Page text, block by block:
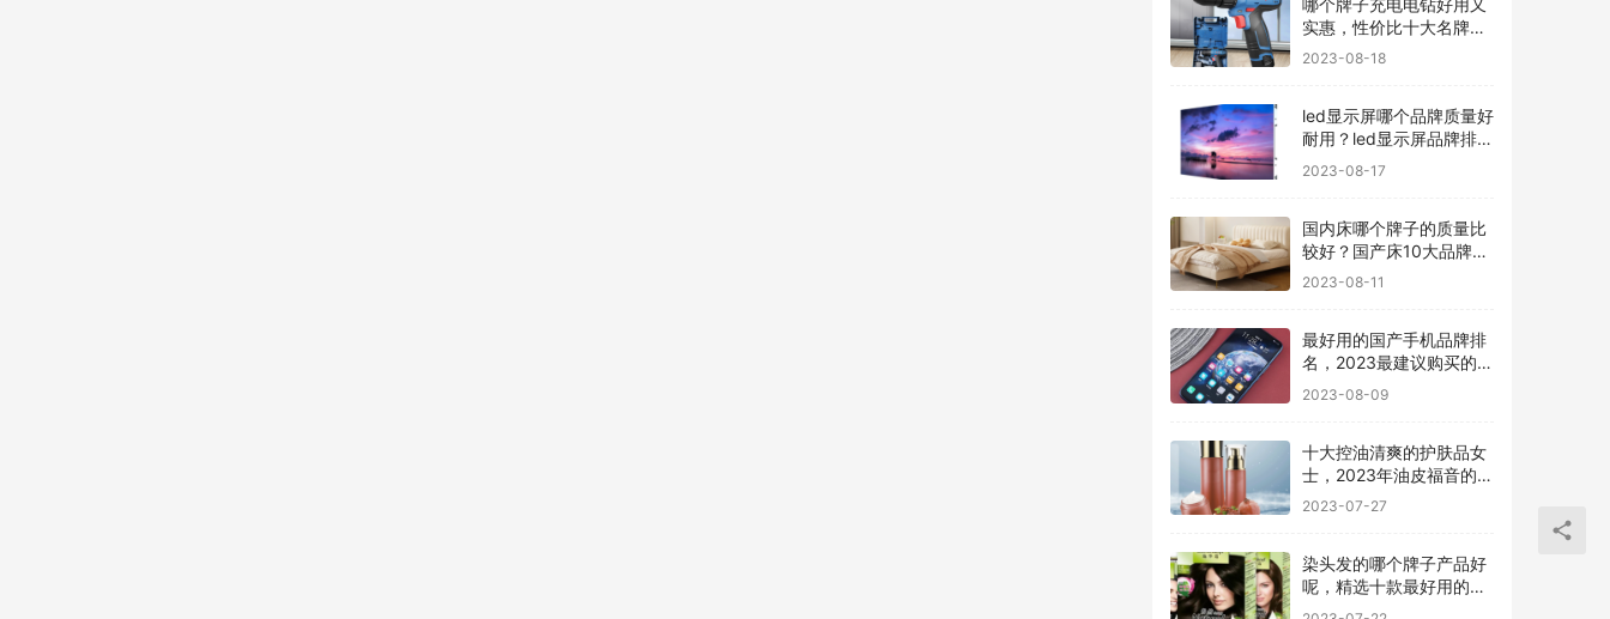
实惠，性价比十大名牌充
电电钻排名
2023-08-18
led显示屏哪个品牌质量好
耐用？led显示屏品牌排行
前十名
2023-08-17
国内床哪个牌子的质量比
较好？国产床10大品牌最
新排名
2023-08-11
最好用的国产手机品牌排
名，2023最建议购买的5
款手机
2023-08-09
十大控油清爽的护肤品女
士，2023年油皮福音的护
肤品有哪些
2023-07-27
染头发的哪个牌子产品好
呢，精选十款最好用的染
发剂品牌